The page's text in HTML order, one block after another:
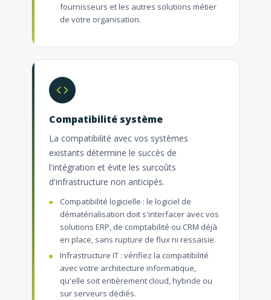
fournisseurs et les autres solutions métier
de votre organisation.
Compatibilité système
La compatibilité avec vos systèmes
existants détermine le succès de
l'intégration et évite les surcoûts
d'infrastructure non anticipés.
Compatibilité logicielle : le logiciel de
dématérialisation doit s'interfacer avec vos
solutions ERP, de comptabilité ou CRM déjà
en place, sans rupture de flux ni ressaisie.
Infrastructure IT : vérifiez la compatibilité
avec votre architecture informatique,
qu'elle soit entièrement cloud, hybride ou
sur serveurs dédiés.